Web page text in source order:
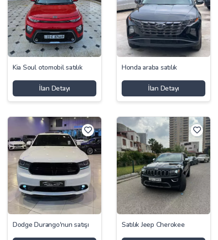
Kia Soul otomobil satılık
İlan Detayı
Honda araba satılık
İlan Detayı
Dodge Durango'nun satışı Satılık Jeep Cherokee